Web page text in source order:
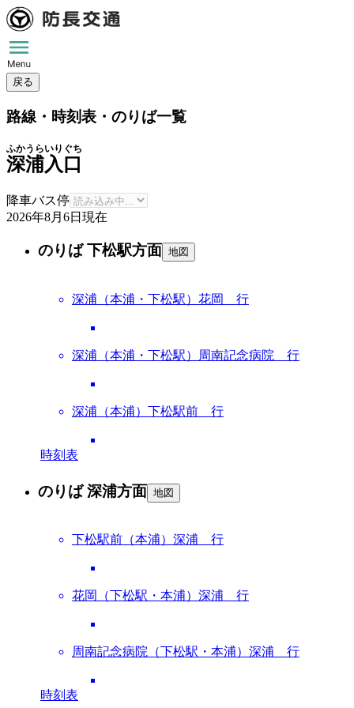
戻る
路線・時刻表・のりば一覧
深浦入口
ふかうらいりぐち
降車バス停
2026年8月6日 現在
のりば 下松駅方面 地図
深浦（本浦・下松駅）花岡 行
深浦（本浦・下松駅）周南記念病院 行
深浦（本浦）下松駅前 行
時刻表
のりば 深浦方面 地図
下松駅前（本浦）深浦 行
花岡（下松駅・本浦）深浦 行
周南記念病院（下松駅・本浦）深浦 行
時刻表